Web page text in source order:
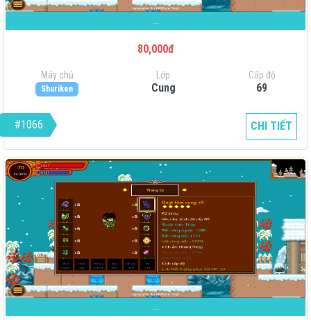
...
80,000đ
Máy chủ
Shuriken
Lớp
Cung
Cấp độ
69
#1066 CHI TIẾT